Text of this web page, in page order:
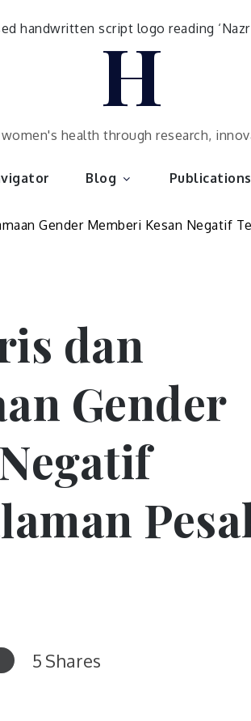
H
health through research,
Blog Publications
dan
Gender
Shares
5